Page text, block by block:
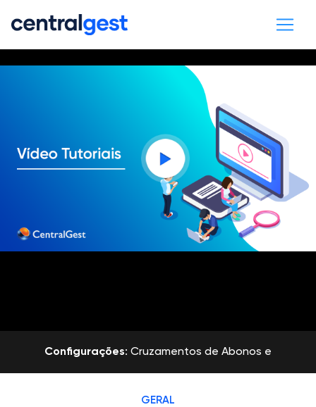
Configurações: Cruzamentos de Abonos e
GERAL